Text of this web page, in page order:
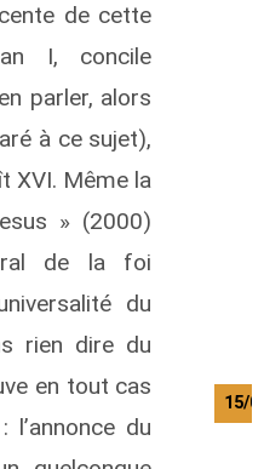
de cette
I, concile
parler, alors
à ce sujet),
XVI. Même la
» (2000)
de la foi
du
rien dire du
en tout cas
l’annonce du
15/